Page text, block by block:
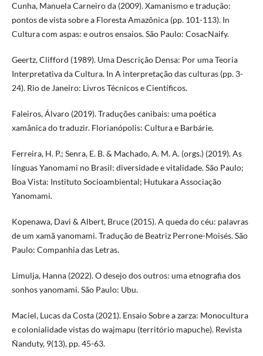
Cunha, Manuela Carneiro da (2009). Xamanismo e tradução:
pontos de vista sobre a Floresta Amazônica (pp. 101-113). In
Cultura com aspas: e outros ensaios. São Paulo: CosacNaify.
Geertz, Clifford (1989). Uma Descrição Densa: Por uma Teoria
Interpretativa da Cultura. In A interpretação das culturas (pp. 3-
24). Rio de Janeiro: Livros Técnicos e Científicos.
Faleiros, Álvaro (2019). Traduções canibais: uma poética
xamânica do traduzir. Florianópolis: Cultura e Barbárie.
Ferreira, H. P.; Senra, E. B. & Machado, A. M. A. (orgs.) (2019). As
línguas Yanomami no Brasil: diversidade e vitalidade. São Paulo;
Boa Vista: Instituto Socioambiental; Hutukara Associação
Yanomami.
Kopenawa, Davi & Albert, Bruce (2015). A queda do céu: palavras
de um xamã yanomami. Tradução de Beatriz Perrone-Moisés. São
Paulo: Companhia das Letras.
Limulja, Hanna (2022). O desejo dos outros: uma etnografia dos
sonhos yanomami. São Paulo: Ubu.
Maciel, Lucas da Costa (2021). Ensaio Sobre a zarza: Monocultura
e colonialidade vistas do wajmapu (território mapuche). Revista
Ñanduty, 9(13), pp. 45-63.